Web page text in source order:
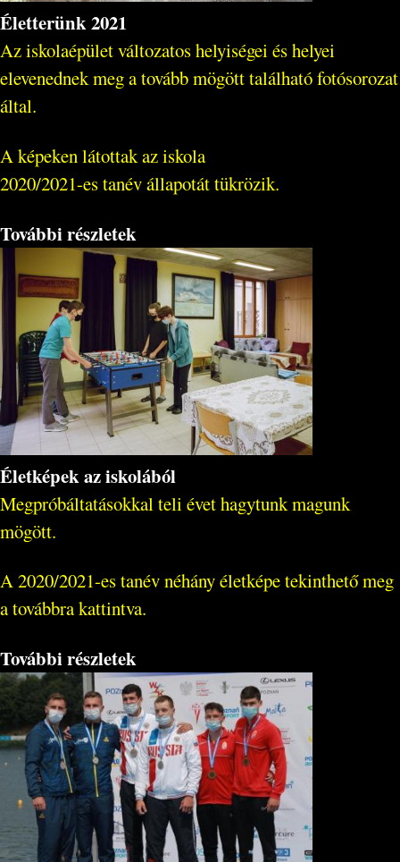
Életterünk 2021
Az iskolaépület változatos helyiségei és helyei
elevenednek meg a tovább mögött található fotósorozat
által.
A képeken látottak az iskola
2020/2021-es tanév állapotát tükrözik.
További részletek
Életképek az iskolából
Megpróbáltatásokkal teli évet hagytunk magunk
mögött.
A 2020/2021-es tanév néhány életképe tekinthető meg
a továbbra kattintva.
További részletek